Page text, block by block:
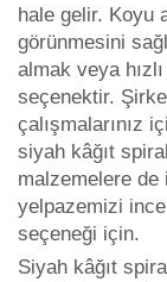
Kaynaklar
Bize Ulaşın
hale gelir. Koyu
görünmesini
almak veya
seçenektir.
çalışmalarınız
siyah kâğıt
malzemelere de
yelpazemizi
seçeneği için.
Siyah kâğıt